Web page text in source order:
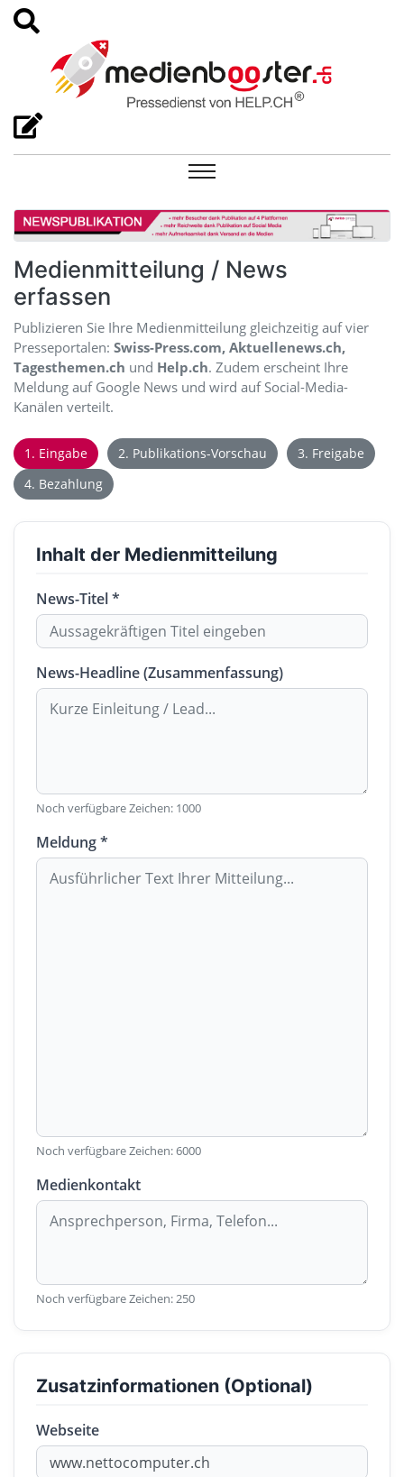
Medienmitteilung / News
erfassen
Publizieren Sie Ihre Medienmitteilung gleichzeitig auf vier
Presseportalen: Swiss-Press.com, Aktuellenews.ch,
Tagesthemen.ch und Help.ch. Zudem erscheint Ihre
Meldung auf Google News und wird auf Social-Media-
Kanälen verteilt.
1. Eingabe 2. Publikations-Vorschau
3. Freigabe
4. Bezahlung
Inhalt der Medienmitteilung
News-Titel *
News-Headline (Zusammenfassung)
Noch verfügbare Zeichen: 1000
Meldung *
Noch verfügbare Zeichen:6000
Medienkontakt
Noch verfügbare Zeichen:250
Zusatzinformationen (Optional)
Webseite